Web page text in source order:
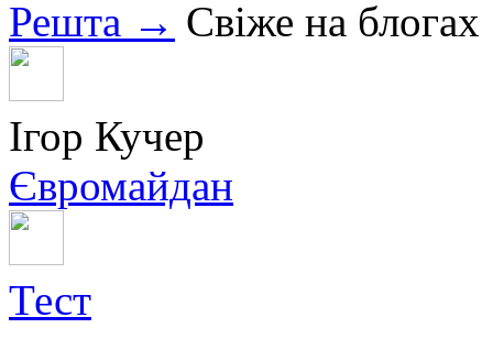
Решта → Свіже на блогах
Ігор Кучер
Євромайдан
Тест